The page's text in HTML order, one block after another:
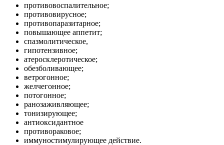
противовоспалительное;
противовирусное;
противопаразитарное;
повышающее аппетит;
спазмолитическое,
гипотензивное;
атеросклеротическое;
обезболивающее;
ветрогонное;
желчегонное;
потогонное;
ранозаживляющее;
тонизирующее;
антиоксидантное
противораковое;
иммуностимулирующее действие.